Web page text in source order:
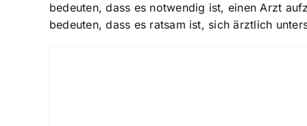
bedeuten, dass es notwendig ist, einen Arzt
bedeuten, dass es ratsam ist, sich ärztlich